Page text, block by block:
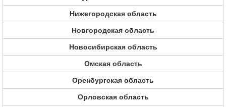
Нижегородская область
Новгородская область
Новосибирская область
Омская область
Оренбургская область
Орловская область